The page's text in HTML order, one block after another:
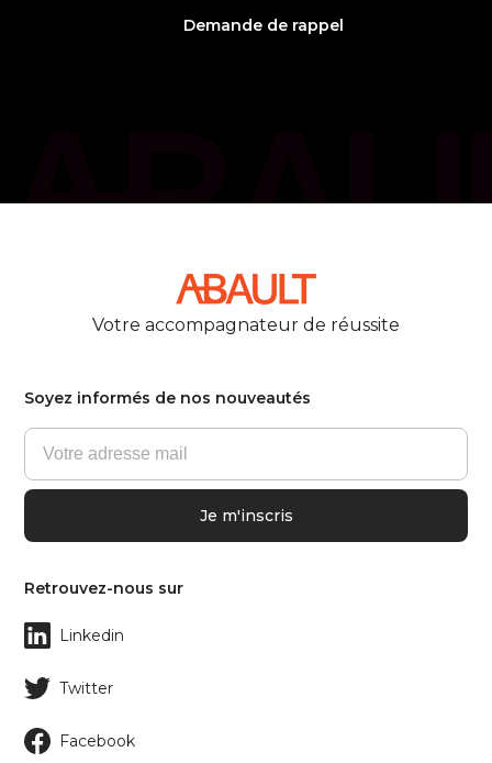
Demande de rappel
Votre accompagnateur de réussite
Soyez informés de nos nouveautés
Retrouvez-nous sur
Linkedin
Twitter
Facebook